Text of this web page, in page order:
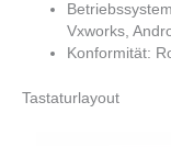
Vxworks,
Konformität:
Tastaturlayout